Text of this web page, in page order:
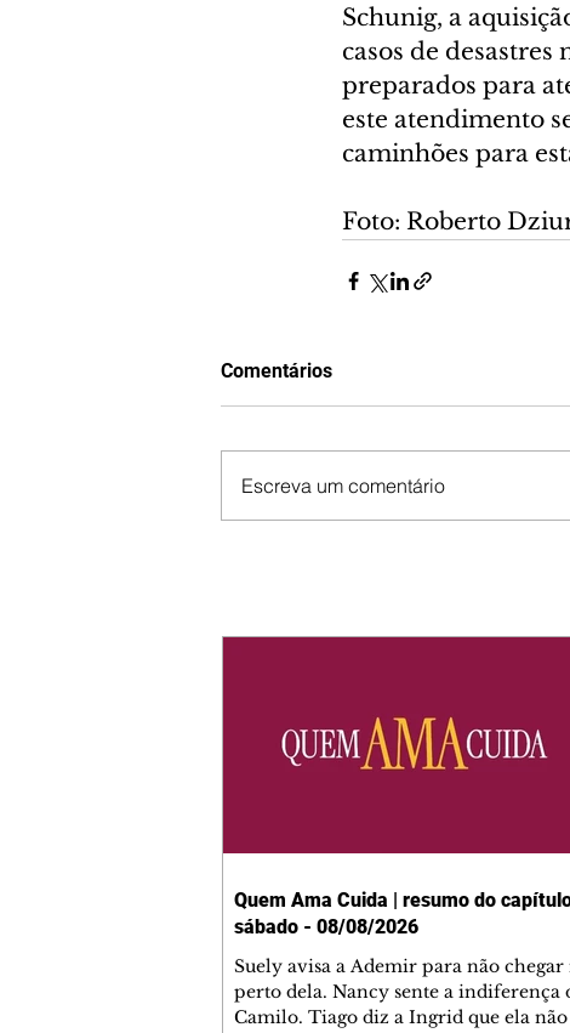
Schunig, a
casos de
preparados para
este atendimento
caminhões para
Foto: Roberto
Comentários
Escreva um comentário
Quem Ama Cuida | resumo do
sábado - 08/08/2026
Suely avisa a Ademir para não chegar
perto dela. Nancy sente a indiferença
Camilo. Tiago diz a Ingrid que ela não